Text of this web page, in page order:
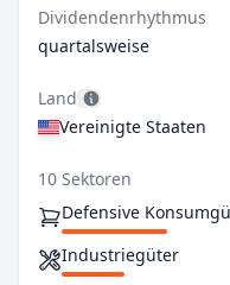
Dividendenrhythmus
quartalsweise
Land
Vereinigte Staaten
10 Sektoren
Defensive
Industriegüter